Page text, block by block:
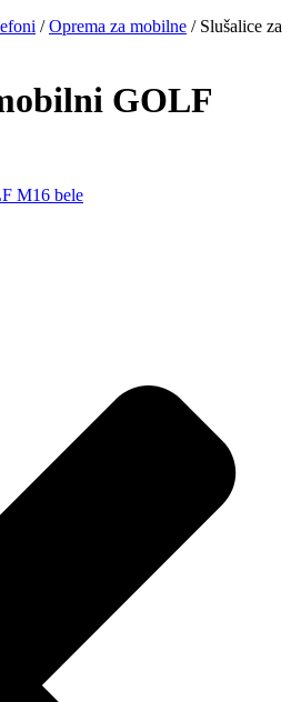
/Oprema za mobilne / Slušalice za
GOLF